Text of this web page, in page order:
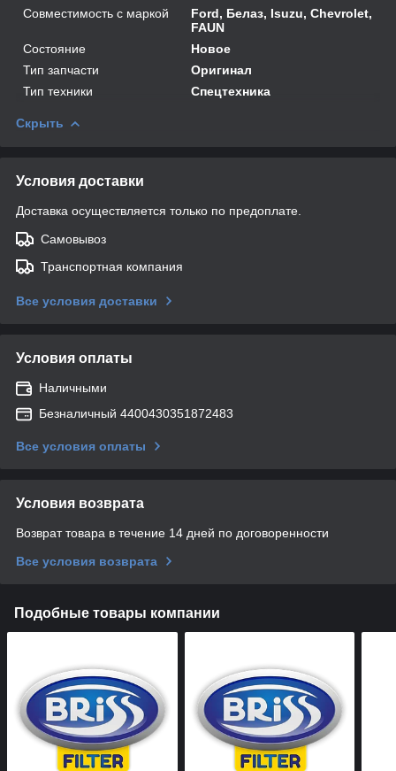
Совместимость с маркой
Ford, Белаз, Isuzu, Chevrolet,
FAUN
Состояние
Новое
Тип запчасти
Оригинал
Тип техники
Спецтехника
Скрыть
Условия доставки
Доставка осуществляется только по предоплате.
Самовывоз
Транспортная компания
Все условия доставки
Условия оплаты
Наличными
Безналичный 4400430351872483
Все условия оплаты
Условия возврата
Возврат товара в течение 14 дней по договоренности
Все условия возврата
Подобные товары компании